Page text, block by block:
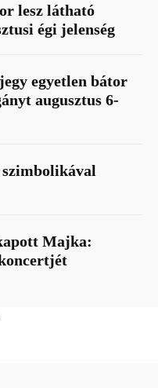
lesz látható
égi jelenség
egyetlen bátor
augusztus 6-
szimbolikával
Majka: